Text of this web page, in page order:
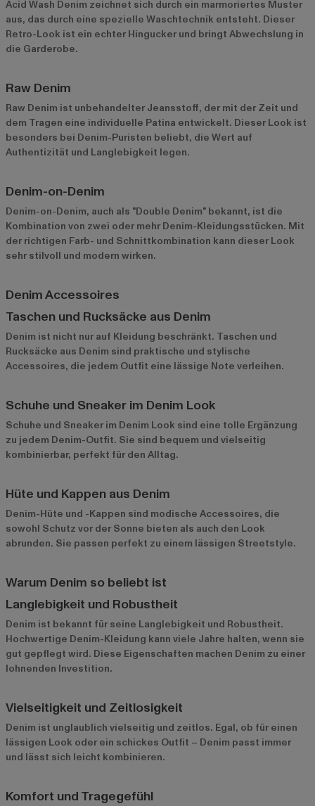
Acid Wash Denim zeichnet sich durch ein marmoriertes Muster
aus, das durch eine spezielle Waschtechnik entsteht. Dieser
Retro-Look ist ein echter Hingucker und bringt Abwechslung in
die Garderobe.
Raw Denim
Raw Denim ist unbehandelter Jeansstoff, der mit der Zeit und
dem Tragen eine individuelle Patina entwickelt. Dieser Look ist
besonders bei Denim-Puristen beliebt, die Wert auf
Authentizität und Langlebigkeit legen.
Denim-on-Denim
Denim-on-Denim, auch als "Double Denim" bekannt, ist die
Kombination von zwei oder mehr Denim-Kleidungsstücken. Mit
der richtigen Farb- und Schnittkombination kann dieser Look
sehr stilvoll und modern wirken.
Denim Accessoires
Taschen und Rucksäcke aus Denim
Denim ist nicht nur auf Kleidung beschränkt. Taschen und
Rucksäcke aus Denim sind praktische und stylische
Accessoires, die jedem Outfit eine lässige Note verleihen.
Schuhe und Sneaker im Denim Look
Schuhe und Sneaker im Denim Look sind eine tolle Ergänzung
zu jedem Denim-Outfit. Sie sind bequem und vielseitig
kombinierbar, perfekt für den Alltag.
Hüte und Kappen aus Denim
Denim-Hüte und -Kappen sind modische Accessoires, die
sowohl Schutz vor der Sonne bieten als auch den Look
abrunden. Sie passen perfekt zu einem lässigen Streetstyle.
Warum Denim so beliebt ist
Langlebigkeit und Robustheit
Denim ist bekannt für seine Langlebigkeit und Robustheit.
Hochwertige Denim-Kleidung kann viele Jahre halten, wenn sie
gut gepflegt wird. Diese Eigenschaften machen Denim zu einer
lohnenden Investition.
Vielseitigkeit und Zeitlosigkeit
Denim ist unglaublich vielseitig und zeitlos. Egal, ob für einen
lässigen Look oder ein schickes Outfit – Denim passt immer
und lässt sich leicht kombinieren.
Komfort und Tragegefühl